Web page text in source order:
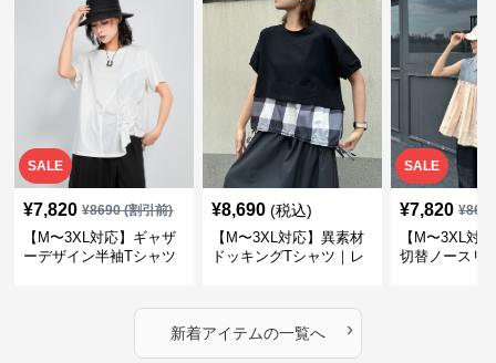
SALE
¥7,820 ¥8690(割引前)
【M〜3XL対応】ギャザ
ーデザイン半袖Tシャツ
¥8,690 (税込)
【M〜3XL対応】異素材
ドッキングTシャツ｜レ
カバー・大人モード
SALE
¥7,820 ¥
【M〜3XL対
切替ノースリ
新着アイテムの一覧へ ›